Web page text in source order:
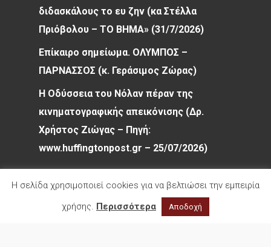
διδασκάλους το ευ ζην (κα Στέλλα
Πριόβολου – ΤΟ ΒΗΜΑ» (31/7/2026)
Επίκαιρο σημείωμα. ΟΛΥΜΠΟΣ –
ΠΑΡΝΑΣΣΟΣ (κ. Γεράσιμος Ζώρας)
Η Οδύσσεια του Νόλαν πέραν της
κινηματογραφικής απεικόνισης (Δρ.
Χρήστος Ζιώγας – Πηγή:
www.huffingtonpost.gr – 25/07/2026)
© 2026 Φιλολογικός Σύλλογος Παρνασσός. All
Η σελίδα χρησιμοποιεί cookies για να βελτιώσει την εμπειρία
χρήσης. Περισσότερα Αποδοχή